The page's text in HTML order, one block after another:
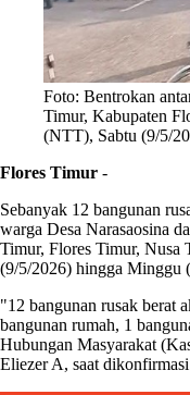
Foto: Bentrokan
Timur, Kabupaten
(NTT), Sabtu (9/5/
Flores Timur -
Sebanyak 12 bangunan
warga Desa Narasaosina
Timur, Flores Timur, Nusa
(9/5/2026) hingga Minggu
"12 bangunan rusak berat
bangunan rumah, 1
Hubungan Masyarakat
Eliezer A, saat dikonfirmasi